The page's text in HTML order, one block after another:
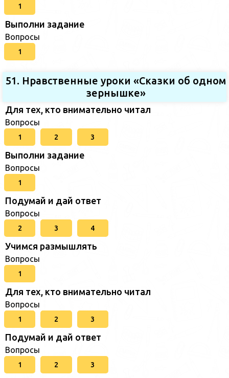
1
Выполни задание
Вопросы
1
51. Нравственные уроки «Сказки об одном
зернышке»
Для тех, кто внимательно читал
Вопросы
1 2 3
Выполни задание
Вопросы
1
Подумай и дай ответ
Вопросы
2 3 4
Учимся размышлять
Вопросы
1
Для тех, кто внимательно читал
Вопросы
1 2 3
Подумай и дай ответ
Вопросы
1 2 3